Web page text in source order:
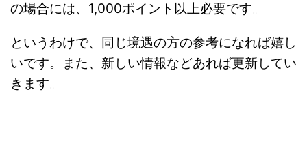
の場合には、1,000ポイント以上必要です。
というわけで、同じ境遇の方の参考になれば嬉し
いです。また、新しい情報などあれば更新してい
きます。